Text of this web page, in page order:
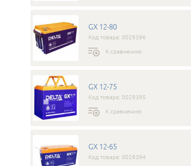
GX 12-80
Код товара: 0029396
К сравнению
GX 12-75
Код товара: 0029395
К сравнению
GX 12-65
Код товара: 0029394